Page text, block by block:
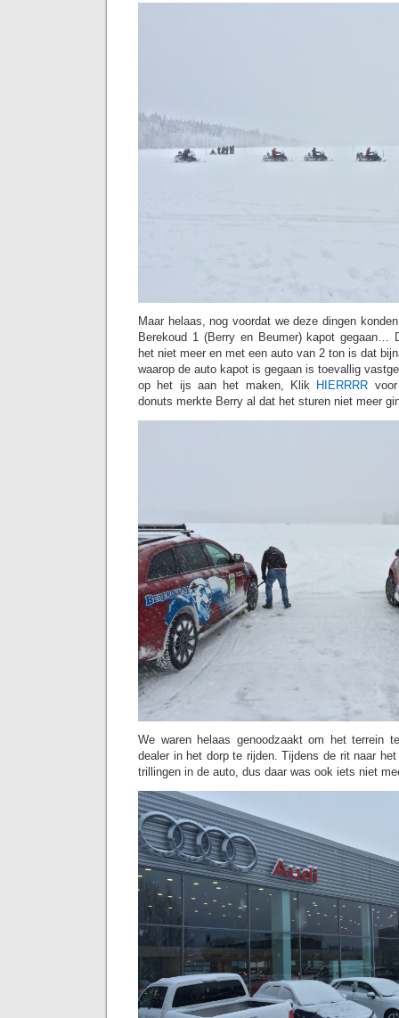
Maar helaas, nog voordat we deze dingen
Berekoud 1 (Berry en Beumer) kapot gegaan…
het niet meer en met een auto van 2 ton is dat
waarop de auto kapot is gegaan is toevallig
op het ijs aan het maken, Klik HIERRRR
donuts merkte Berry al dat het sturen niet meer
We waren helaas genoodzaakt om het terrein
dealer in het dorp te rijden. Tijdens de rit naar
trillingen in de auto, dus daar was ook iets niet